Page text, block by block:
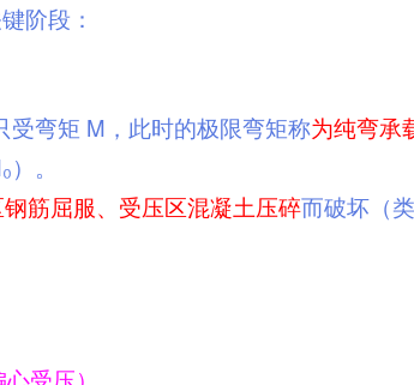
阶段：
受弯矩 M，此时的极限弯矩称为纯弯承
。
筋屈服、受压区混凝土压碎而破坏（